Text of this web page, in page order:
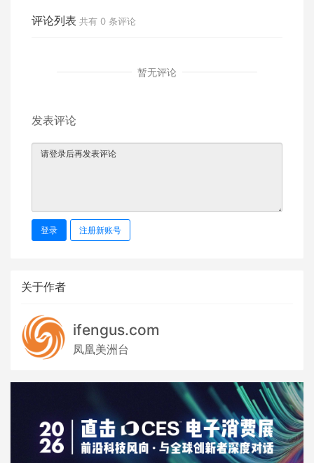
评论列表 共有 0 条评论
暂无评论
发表评论
登录 注册新账号
关于作者
ifengus.com
凤凰美洲台